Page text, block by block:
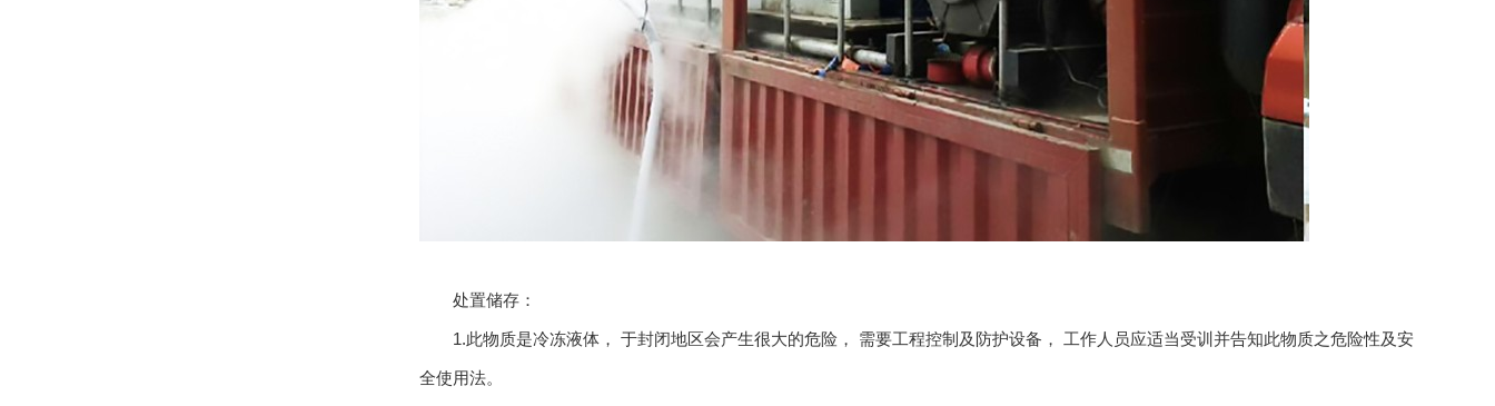
处置储存：
1.此物质是冷冻液体， 于封闭地区会产生很大的危险， 需要工程控制及防护设备， 工作人员应适当受训并告知此物质之危险性及安
全使用法。